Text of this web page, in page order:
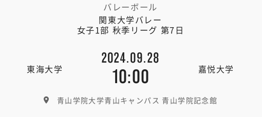
バレーボール
関東大学バレー
女子1部 秋季リーグ 第7日
東海大学
2024.09.28
10:00 嘉悦大学
青山学院大学青山キャンパス 青山学院記念館